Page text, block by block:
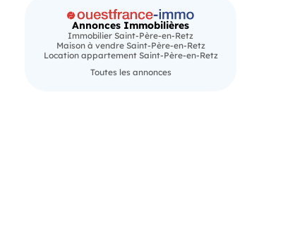
Annonces Immobilières
Immobilier Saint-Père-en-Retz
Maison à vendre Saint-Père-en-Retz
Location appartement Saint-Père-en-Retz
Toutes les annonces